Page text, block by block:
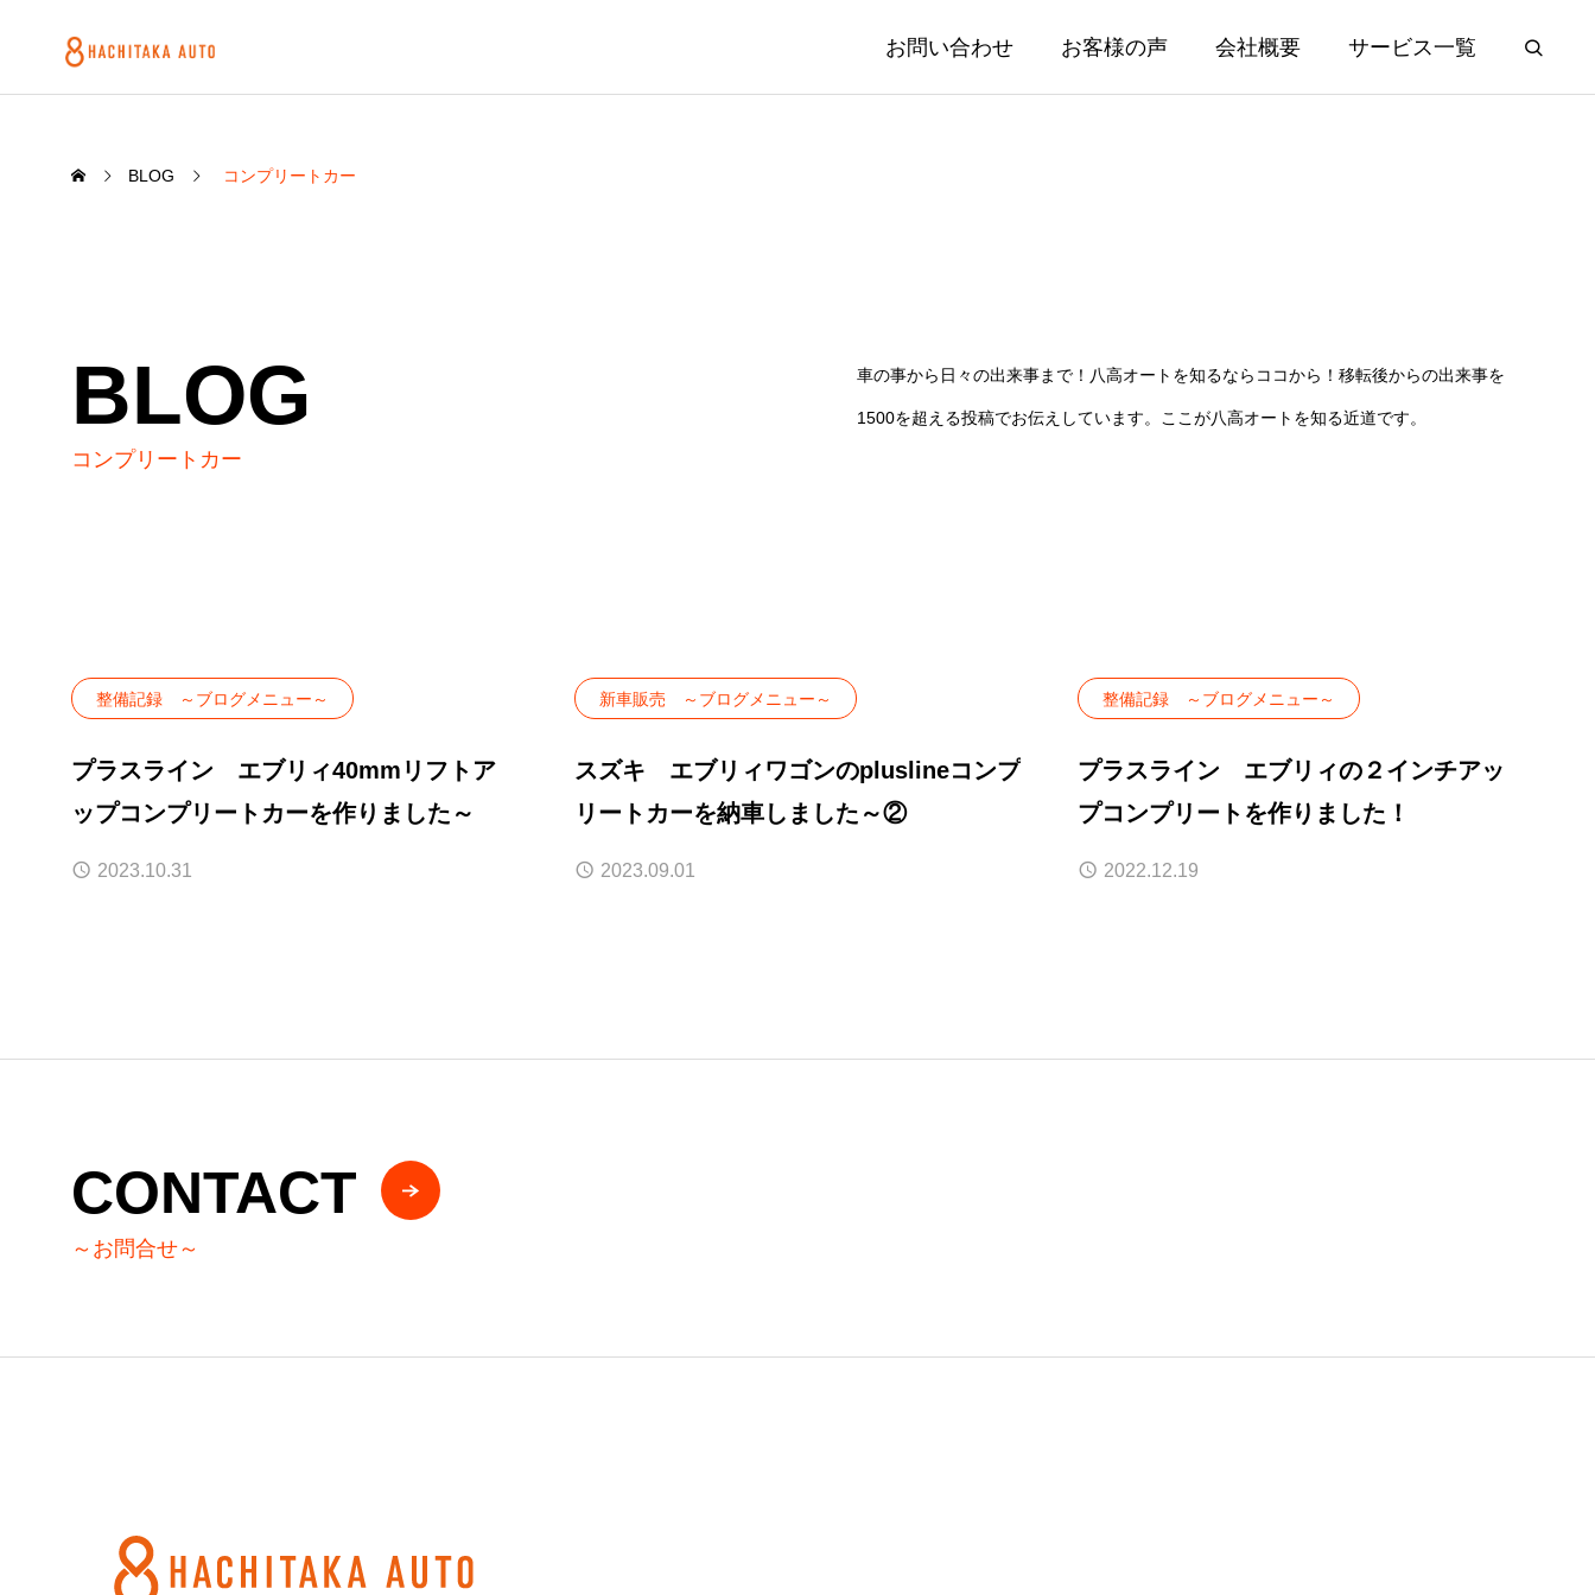
お問い合わせ お客様の声 会社概要 サービス一覧
BLOG コンプリートカー
BLOG
コンプリートカー
車の事から日々の出来事まで！八高オートを知るならココから！移転後からの出来事を
1500を超える投稿でお伝えしています。ここが八高オートを知る近道です。
整備記録 ～ブログメニュー～
プラスライン エブリィ40mmリフトア
ップコンプリートカーを作りました～
2023.10.31
新車販売 ～ブログメニュー～
スズキ エブリィワゴンのpluslineコンプ
リートカーを納車しました～②
2023.09.01
整備記録 ～ブログメニュー～
プラスライン エブリィの２インチアッ
プコンプリートを作りました！
2022.12.19
CONTACT
～お問合せ～